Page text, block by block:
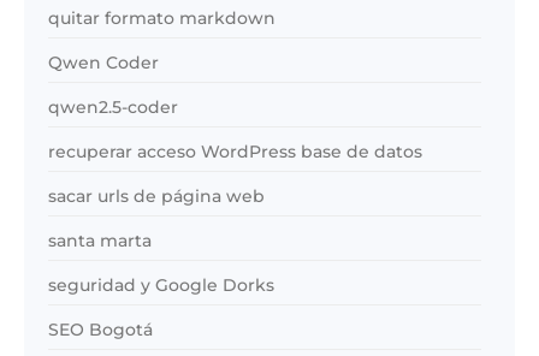
quitar formato markdown
Qwen Coder
qwen2.5-coder
recuperar acceso WordPress base de datos
sacar urls de página web
santa marta
seguridad y Google Dorks
SEO Bogotá